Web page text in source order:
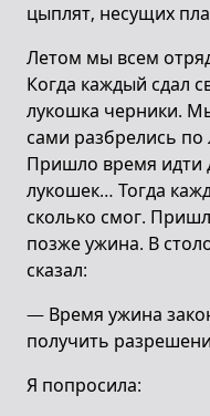
цыплят, несущих
Летом мы всем
Когда каждый сдал
лукошка черники.
сами разбрелись по
Пришло время
лукошек… Тогда
сколько смог.
позже ужина. В
сказал:
— Время ужина
получить
Я попросила: